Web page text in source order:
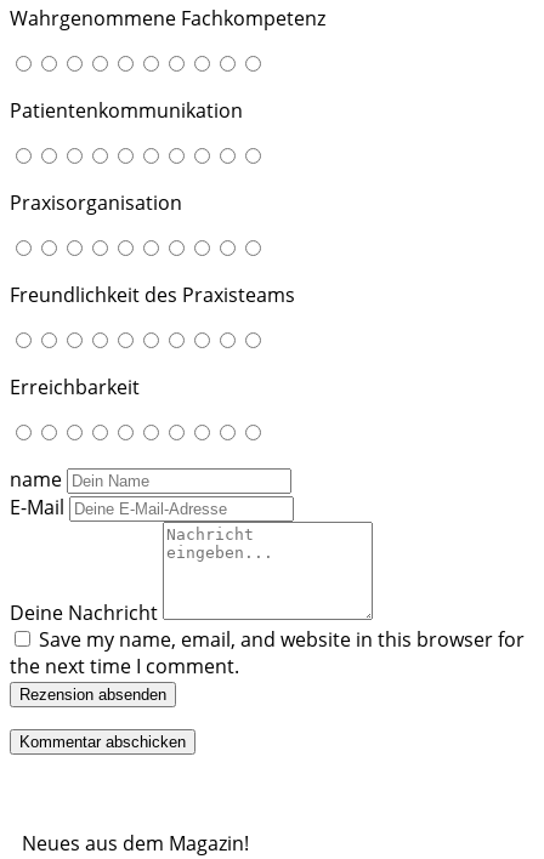
Wahrgenommene Fachkompetenz
Patientenkommunikation
Praxisorganisation
Freundlichkeit des Praxisteams
Erreichbarkeit
name
E-Mail
Deine Nachricht
Save my name, email, and website in this browser for
the next time I comment.
Rezension absenden
Neues aus dem Magazin!